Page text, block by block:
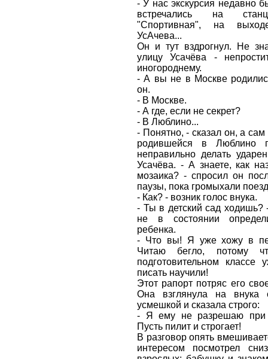
- У нас экскурсия недавно
встречались на
"Спортивная", на
УсАчева...
Он и тут вздрогнул. Не
улицу Усачёва -
иногороднему.
- А вы не в Москве
он.
- В Москве.
- А где, если не секрет?
- В Люблино...
- Понятно, - сказал он, а сам
родившейся в Люблино
неправильно делать
Усачёва. - А знаете, как
мозаика? - спросил он
паузы, пока громыхали
- Как? - возник голос внука.
- Ты в детский сад ходишь?
не в состоянии
ребенка.
- Что вы! Я уже хожу в
Читаю бегло, потому
подготовительном классе
писать научили!
Этот рапорт потряс его
Она взглянула на внука
усмешкой и сказала строго:
- Я ему не разрешаю при
Пусть пилит и строгает!
В разговор опять
интересом посмотрел